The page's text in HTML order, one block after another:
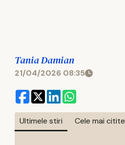
Tania Damian
21/04/2026 08:35
Ultimele stiri Cele mai citite